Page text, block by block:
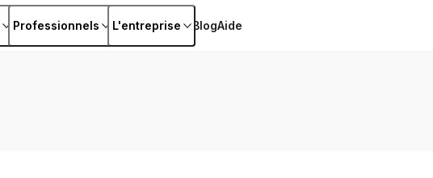
Professionnels L'entreprise BlogAide